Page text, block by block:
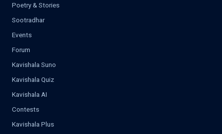
Poetry & Stories
Sootradhar
Events
Forum
Kavishala Suno
Kavishala Quiz
Kavishala AI
Contests
Kavishala Plus